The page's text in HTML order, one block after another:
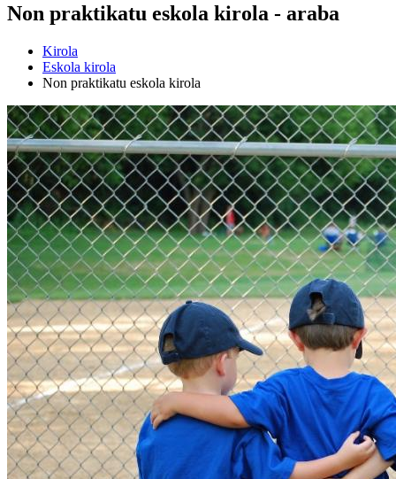
Non praktikatu eskola kirola - araba
Kirola
Eskola kirola
Non praktikatu eskola kirola